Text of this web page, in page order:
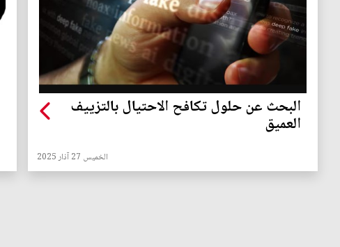
البحث عن حلول تكافح الاحتيال بالتزييف
العميق
الخميس 27 آذار 2025